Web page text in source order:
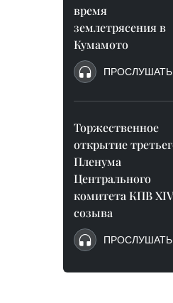
время
землетрясения в
Кумамото
ПРОСЛУШАТЬ
Торжественное
открытие
Пленума
Центрального
комитета КПВ XIV
созыва
ПРОСЛУШАТЬ